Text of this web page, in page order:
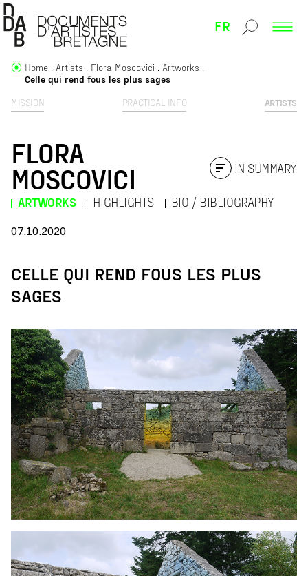
FR
MISSION PRACTICAL INFO ARTISTS
Home Artists Flora Moscovici
Artworks
Celle qui rend fous les plus sages
FLORA
MOSCOVICI
ARTWORKS HIGHLIGHTS BIO / BIBLIOGRAPHY
IN SUMMARY
07.10.2020
CELLE QUI REND FOUS LES PLUS
SAGES